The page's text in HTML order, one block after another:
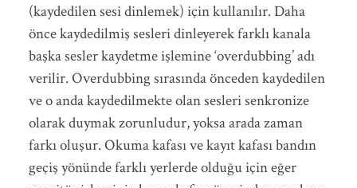
(kaydedilen sesi dinlemek) için kullanılır. Daha
önce kaydedilmiş sesleri dinleyerek farklı kanala
başka sesler kaydetme işlemine ‘overdubbing’ adı
verilir. Overdubbing sırasında önceden kaydedilen
ve o anda kaydedilmekte olan sesleri senkronize
olarak duymak zorunludur, yoksa arada zaman
farkı oluşur. Okuma kafası ve kayıt kafası bandın
geçiş yönünde farklı yerlerde olduğu için eğer